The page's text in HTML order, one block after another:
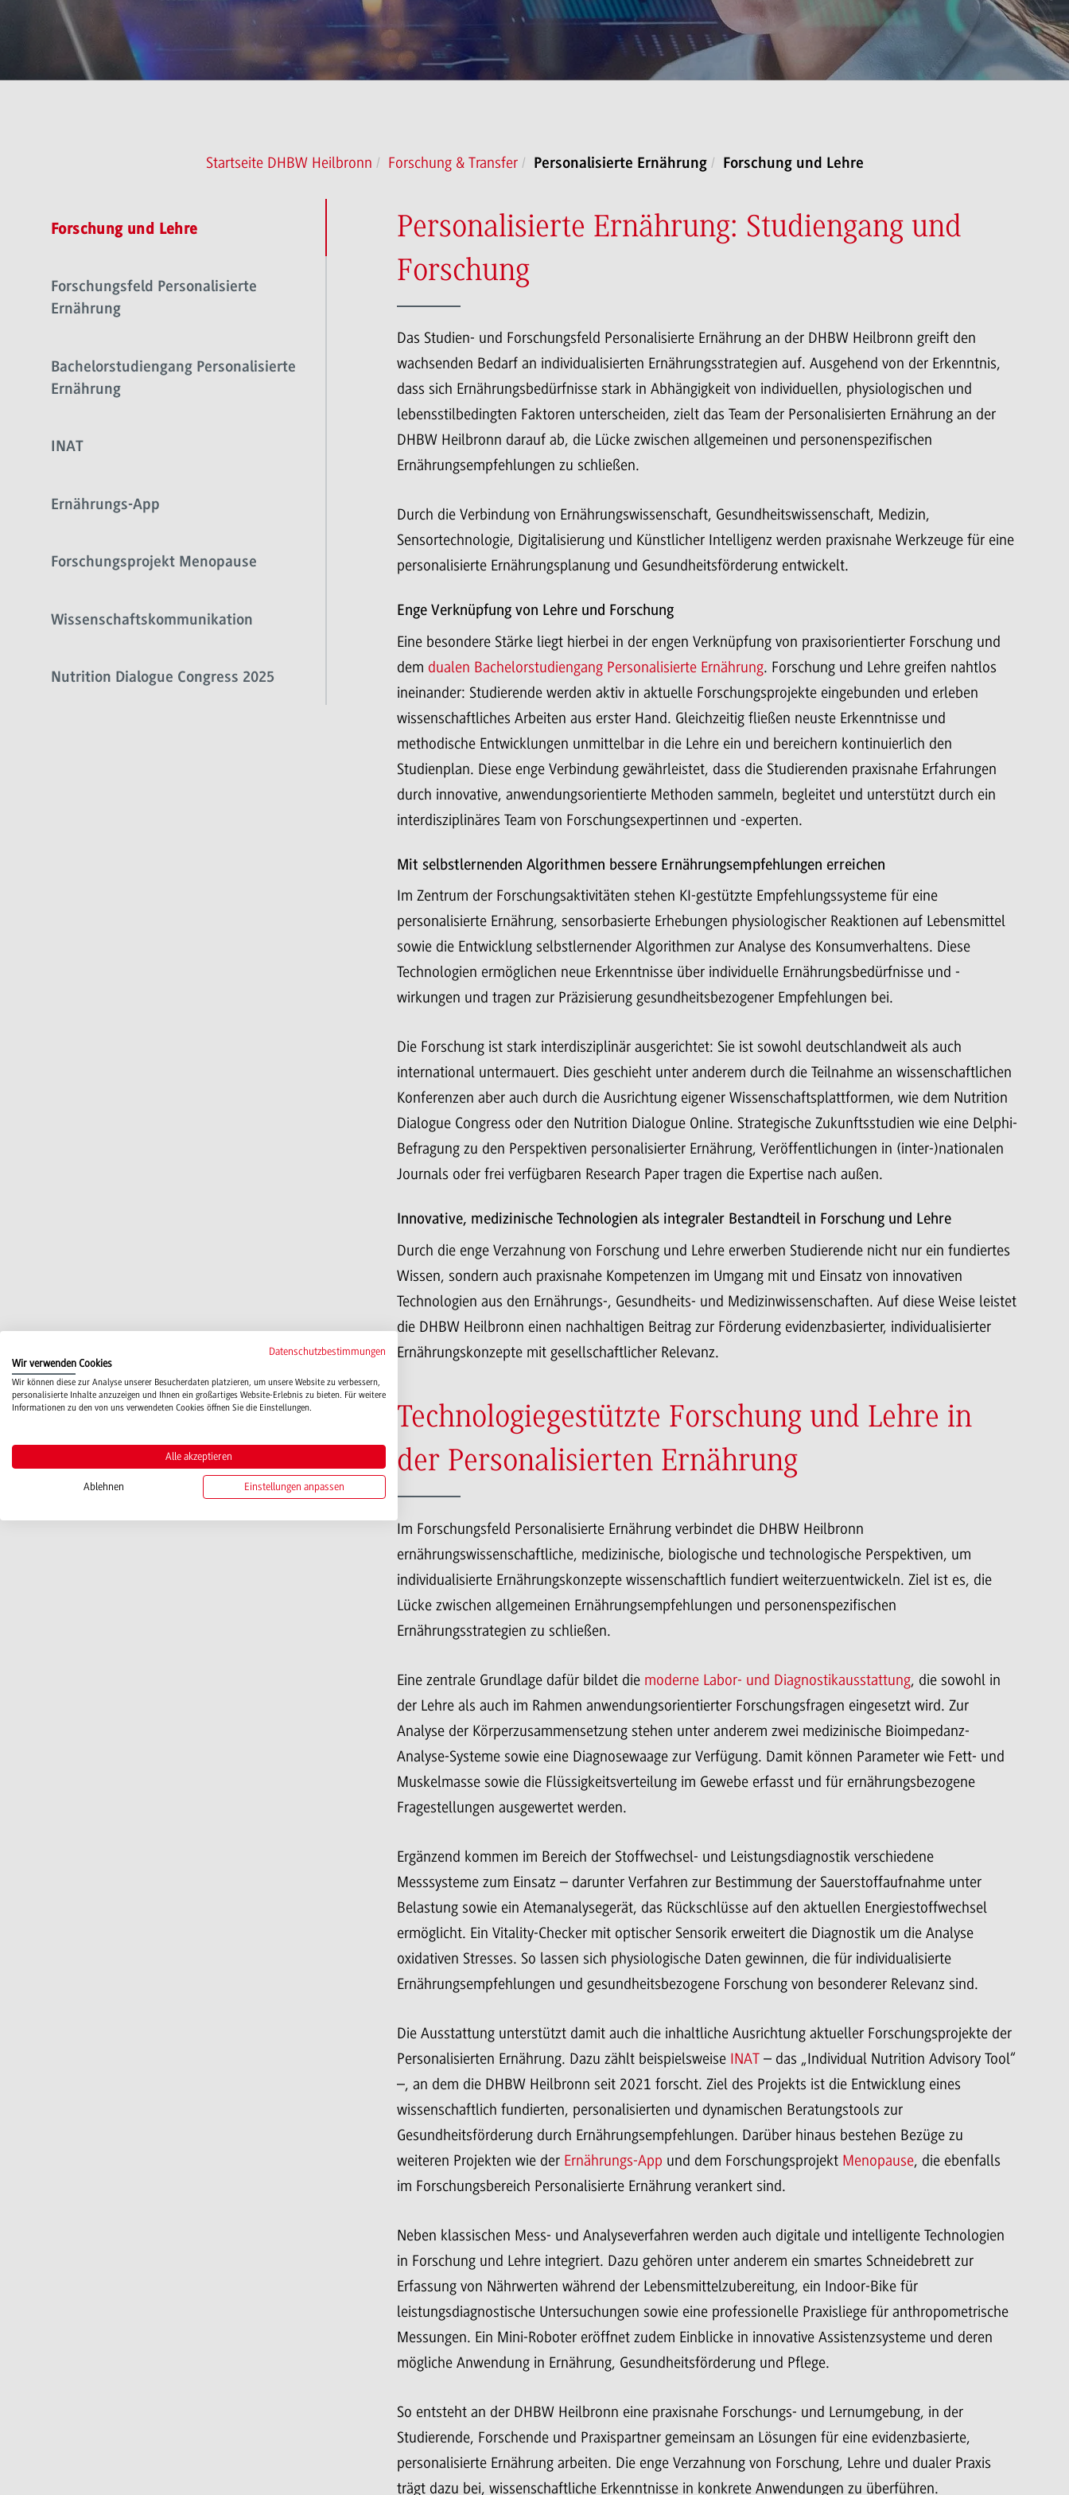
Startseite DHBW Heilbronn Forschung & Transfer Personalisierte Ernährung Forschung und Lehre
Forschung und Lehre
Forschungsfeld Personalisierte
Ernährung
Bachelorstudiengang Personalisierte
Ernährung
INAT
Ernährungs-App
Forschungsprojekt Menopause
Wissenschaftskommunikation
Nutrition Dialogue Congress 2025
Personalisierte Ernährung: Studiengang und
Forschung
Das Studien- und Forschungsfeld Personalisierte Ernährung an der DHBW Heilbronn greift den
wachsenden Bedarf an individualisierten Ernährungsstrategien auf. Ausgehend von der Erkenntnis,
dass sich Ernährungsbedürfnisse stark in Abhängigkeit von individuellen, physiologischen und
lebensstilbedingten Faktoren unterscheiden, zielt das Team der Personalisierten Ernährung an der
DHBW Heilbronn darauf ab, die Lücke zwischen allgemeinen und personenspezifischen
Ernährungsempfehlungen zu schließen.
Durch die Verbindung von Ernährungswissenschaft, Gesundheitswissenschaft, Medizin,
Sensortechnologie, Digitalisierung und Künstlicher Intelligenz werden praxisnahe Werkzeuge für eine
personalisierte Ernährungsplanung und Gesundheitsförderung entwickelt.
Enge Verknüpfung von Lehre und Forschung
Eine besondere Stärke liegt hierbei in der engen Verknüpfung von praxisorientierter Forschung und
dem dualen Bachelorstudiengang Personalisierte Ernährung. Forschung und Lehre greifen nahtlos
ineinander: Studierende werden aktiv in aktuelle Forschungsprojekte eingebunden und erleben
wissenschaftliches Arbeiten aus erster Hand. Gleichzeitig fließen neuste Erkenntnisse und
methodische Entwicklungen unmittelbar in die Lehre ein und bereichern kontinuierlich den
Studienplan. Diese enge Verbindung gewährleistet, dass die Studierenden praxisnahe Erfahrungen
durch innovative, anwendungsorientierte Methoden sammeln, begleitet und unterstützt durch ein
interdisziplinäres Team von Forschungsexpertinnen und -experten.
Mit selbstlernenden Algorithmen bessere Ernährungsempfehlungen erreichen
Im Zentrum der Forschungsaktivitäten stehen KI-gestützte Empfehlungssysteme für eine
personalisierte Ernährung, sensorbasierte Erhebungen physiologischer Reaktionen auf Lebensmittel
sowie die Entwicklung selbstlernender Algorithmen zur Analyse des Konsumverhaltens. Diese
Technologien ermöglichen neue Erkenntnisse über individuelle Ernährungsbedürfnisse und -
wirkungen und tragen zur Präzisierung gesundheitsbezogener Empfehlungen bei.
Die Forschung ist stark interdisziplinär ausgerichtet: Sie ist sowohl deutschlandweit als auch
international untermauert. Dies geschieht unter anderem durch die Teilnahme an wissenschaftlichen
Konferenzen aber auch durch die Ausrichtung eigener Wissenschaftsplattformen, wie dem Nutrition
Dialogue Congress oder den Nutrition Dialogue Online. Strategische Zukunftsstudien wie eine Delphi-
Befragung zu den Perspektiven personalisierter Ernährung, Veröffentlichungen in (inter-)nationalen
Journals oder frei verfügbaren Research Paper tragen die Expertise nach außen.
Innovative, medizinische Technologien als integraler Bestandteil in Forschung und Lehre
Durch die enge Verzahnung von Forschung und Lehre erwerben Studierende nicht nur ein fundiertes
Wissen, sondern auch praxisnahe Kompetenzen im Umgang mit und Einsatz von innovativen
Technologien aus den Ernährungs-, Gesundheits- und Medizinwissenschaften. Auf diese Weise leistet
die DHBW Heilbronn einen nachhaltigen Beitrag zur Förderung evidenzbasierter, individualisierter
Ernährungskonzepte mit gesellschaftlicher Relevanz.
Technologiegestützte Forschung und Lehre in
der Personalisierten Ernährung
Im Forschungsfeld Personalisierte Ernährung verbindet die DHBW Heilbronn
ernährungswissenschaftliche, medizinische, biologische und technologische Perspektiven, um
individualisierte Ernährungskonzepte wissenschaftlich fundiert weiterzuentwickeln. Ziel ist es, die
Lücke zwischen allgemeinen Ernährungsempfehlungen und personenspezifischen
Ernährungsstrategien zu schließen.
Eine zentrale Grundlage dafür bildet die moderne Labor- und Diagnostikausstattung, die sowohl in
der Lehre als auch im Rahmen anwendungsorientierter Forschungsfragen eingesetzt wird. Zur
Analyse der Körperzusammensetzung stehen unter anderem zwei medizinische Bioimpedanz-
Analyse-Systeme sowie eine Diagnosewaage zur Verfügung. Damit können Parameter wie Fett- und
Muskelmasse sowie die Flüssigkeitsverteilung im Gewebe erfasst und für ernährungsbezogene
Fragestellungen ausgewertet werden.
Ergänzend kommen im Bereich der Stoffwechsel- und Leistungsdiagnostik verschiedene
Messsysteme zum Einsatz – darunter Verfahren zur Bestimmung der Sauerstoffaufnahme unter
Belastung sowie ein Atemanalysegerät, das Rückschlüsse auf den aktuellen Energiestoffwechsel
ermöglicht. Ein Vitality-Checker mit optischer Sensorik erweitert die Diagnostik um die Analyse
oxidativen Stresses. So lassen sich physiologische Daten gewinnen, die für individualisierte
Ernährungsempfehlungen und gesundheitsbezogene Forschung von besonderer Relevanz sind.
Die Ausstattung unterstützt damit auch die inhaltliche Ausrichtung aktueller Forschungsprojekte der
Personalisierten Ernährung. Dazu zählt beispielsweise INAT– das „Individual Nutrition Advisory Tool“
–, an dem die DHBW Heilbronn seit 2021 forscht. Ziel des Projekts ist die Entwicklung eines
wissenschaftlich fundierten, personalisierten und dynamischen Beratungstools zur
Gesundheitsförderung durch Ernährungsempfehlungen. Darüber hinaus bestehen Bezüge zu
weiteren Projekten wie der Ernährungs-App und dem Forschungsprojekt Menopause, die ebenfalls
im Forschungsbereich Personalisierte Ernährung verankert sind.
Neben klassischen Mess- und Analyseverfahren werden auch digitale und intelligente Technologien
in Forschung und Lehre integriert. Dazu gehören unter anderem ein smartes Schneidebrett zur
Erfassung von Nährwerten während der Lebensmittelzubereitung, ein Indoor-Bike für
leistungsdiagnostische Untersuchungen sowie eine professionelle Praxisliege für anthropometrische
Messungen. Ein Mini-Roboter eröffnet zudem Einblicke in innovative Assistenzsysteme und deren
mögliche Anwendung in Ernährung, Gesundheitsförderung und Pflege.
So entsteht an der DHBW Heilbronn eine praxisnahe Forschungs- und Lernumgebung, in der
Studierende, Forschende und Praxispartner gemeinsam an Lösungen für eine evidenzbasierte,
personalisierte Ernährung arbeiten. Die enge Verzahnung von Forschung, Lehre und dualer Praxis
trägt dazu bei, wissenschaftliche Erkenntnisse in konkrete Anwendungen zu überführen.
Datenschutzbestimmungen
Wir verwenden Cookies
Wir können diese zur Analyse unserer Besucherdaten platzieren, um unsere Website zu verbessern,
personalisierte Inhalte anzuzeigen und Ihnen ein großartiges Website-Erlebnis zu bieten. Für weitere
Informationen zu den von uns verwendeten Cookies öffnen Sie die Einstellungen.
Alle akzeptieren
Ablehnen Einstellungen anpassen